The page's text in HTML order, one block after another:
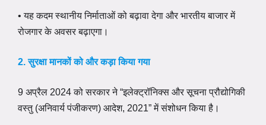
• यह कदम स्थानीय निर्माताओं को बढ़ावा देगा और भारतीय बाजार में
रोजगार के अवसर बढ़ाएगा।
2. सुरक्षा मानकों को और कड़ा किया गया
9 अप्रैल 2024 को सरकार ने “इलेक्ट्रॉनिक्स और सूचना प्रौद्योगिकी
वस्तु (अनिवार्य पंजीकरण) आदेश, 2021” में संशोधन किया है।